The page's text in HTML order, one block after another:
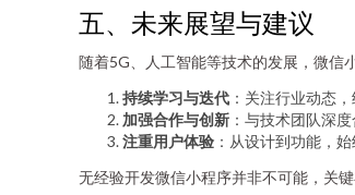
五、未来展望与建议
随着5G、人工智能等技术的发展，微信
持续学习与迭代 ：关注行业动态
加强合作与创新 ：与技术团队深
注重用户体验 ：从设计到功能，
无经验开发微信小程序并非不可能，关